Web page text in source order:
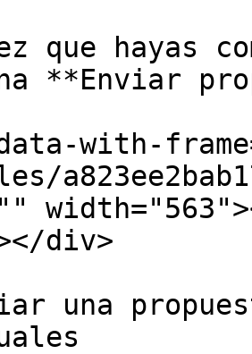
que hayas
**Enviar
div>
una